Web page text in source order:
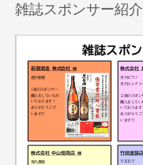
雑誌スポンサー紹介